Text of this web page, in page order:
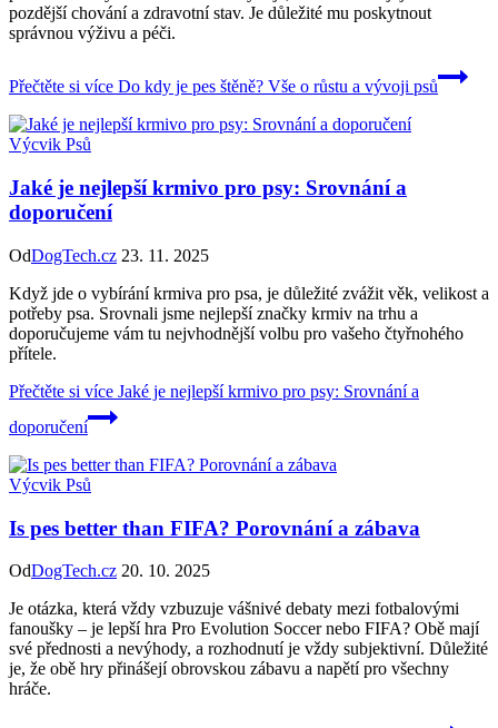
pozdější chování a zdravotní stav. Je důležité mu poskytnout
správnou výživu a péči.
Přečtěte si více Do kdy je pes štěně? Vše o růstu a vývoji psů
Výcvik Psů
Jaké je nejlepší krmivo pro psy: Srovnání a
doporučení
OdDogTech.cz 23. 11. 2025
Když jde o vybírání krmiva pro psa, je důležité zvážit věk, velikost a
potřeby psa. Srovnali jsme nejlepší značky krmiv na trhu a
doporučujeme vám tu nejvhodnější volbu pro vašeho čtyřnohého
přítele.
Přečtěte si více Jaké je nejlepší krmivo pro psy: Srovnání a
doporučení
Výcvik Psů
Is pes better than FIFA? Porovnání a zábava
OdDogTech.cz 20. 10. 2025
Je otázka, která vždy vzbuzuje vášnivé debaty mezi fotbalovými
fanoušky – je lepší hra Pro Evolution Soccer nebo FIFA? Obě mají
své přednosti a nevýhody, a rozhodnutí je vždy subjektivní. Důležité
je, že obě hry přinášejí obrovskou zábavu a napětí pro všechny
hráče.